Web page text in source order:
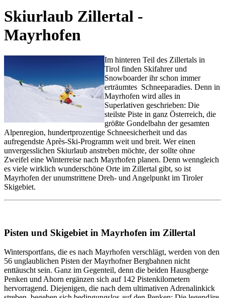
Skiurlaub Zillertal -
Mayrhofen
Im hinteren Teil des Zillertals in
Tirol finden Skifahrer und
Snowboarder ihr schon immer
erträumtes Schneeparadies. Denn in
Mayrhofen wird alles in
Superlativen geschrieben: Die
steilste Piste in ganz Österreich, die
größte Gondelbahn der gesamten
Alpenregion, hundertprozentige Schneesicherheit und das
aufregendste Après-Ski-Programm weit und breit. Wer einen
unvergesslichen Skiurlaub anstreben möchte, der sollte ohne
Zweifel eine Winterreise nach Mayrhofen planen. Denn wenngleich
es viele wirklich wunderschöne Orte im Zillertal gibt, so ist
Mayrhofen der unumstrittene Dreh- und Angelpunkt im Tiroler
Skigebiet.
Pisten und Skigebiet in Mayrhofen im Zillertal
Wintersportfans, die es nach Mayrhofen verschlägt, werden von den
56 unglaublichen Pisten der Mayrhofner Bergbahnen nicht
enttäuscht sein. Ganz im Gegenteil, denn die beiden Hausgberge
Penken und Ahorn ergänzen sich auf 142 Pistenkilometern
hervorragend. Diejenigen, die nach dem ultimativen Adrenalinkick